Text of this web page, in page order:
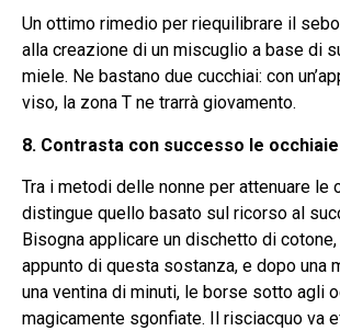
Un ottimo rimedio per riequilibrare il
alla creazione di un miscuglio a base di
miele. Ne bastano due cucchiai: con
viso, la zona T ne trarrà giovamento.
8. Contrasta con successo le occhiaie
Tra i metodi delle nonne per attenuare le
distingue quello basato sul ricorso al
Bisogna applicare un dischetto di
appunto di questa sostanza, e dopo una
una ventina di minuti, le borse sotto agli
magicamente sgonfiate. Il risciacquo va